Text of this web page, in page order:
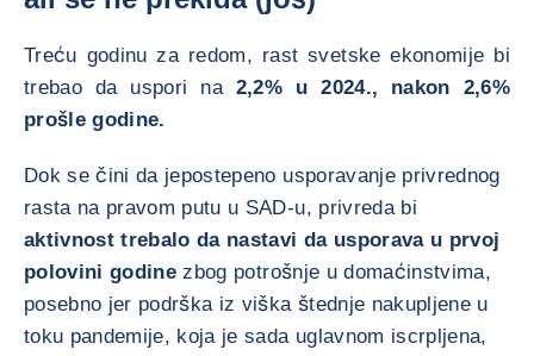
Treću godinu za redom, rast svetske ekonomije bi
trebao da uspori na 2,2% u 2024., nakon 2,6%
prošle godine.
Dok se čini da jepostepeno usporavanje privrednog
rasta na pravom putu u SAD-u, privreda bi
aktivnost trebalo da nastavi da usporava u prvoj
polovini godine zbog potrošnje u domaćinstvima,
posebno jer podrška iz viška štednje nakupljene u
toku pandemije, koja je sada uglavnom iscrpljena,